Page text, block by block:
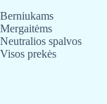
Berniukams
Mergaitėms
Neutralios spalvos
Visos prekės